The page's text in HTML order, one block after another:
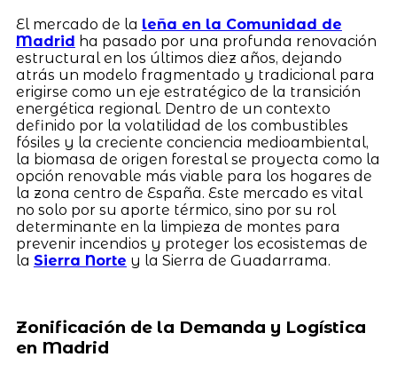
El mercado de la leña en la Comunidad de
Madrid ha pasado por una profunda renovación
estructural en los últimos diez años, dejando
atrás un modelo fragmentado y tradicional para
erigirse como un eje estratégico de la transición
energética regional. Dentro de un contexto
definido por la volatilidad de los combustibles
fósiles y la creciente conciencia medioambiental,
la biomasa de origen forestal se proyecta como la
opción renovable más viable para los hogares de
la zona centro de España. Este mercado es vital
no solo por su aporte térmico, sino por su rol
determinante en la limpieza de montes para
prevenir incendios y proteger los ecosistemas de
la Sierra Norte y la Sierra de Guadarrama.
Zonificación de la Demanda y Logística
en Madrid